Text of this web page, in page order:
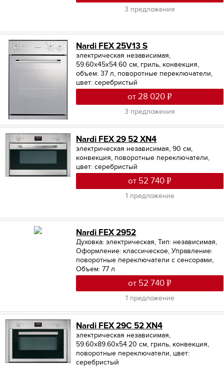
3 предложения
Nardi FEX 25V13 S
электрическая независимая,
59.60х45х54.60 см, гриль, конвекция,
объем: 37 л, поворотные переключатели,
цвет: серебристый
от 28 020
3 предложения
Nardi FEX 29 52 XN4
электрическая независимая, 90 см,
конвекция, поворотные переключатели,
цвет: серебристый
от 52 740
1 предложение
Nardi FEX 2952
Духовка: электрическая,Тип: независимая,
Оформление: классическое,Управление:
поворотные переключатели с сенсорами,
Объем: 77 л
от 52 740
1 предложение
Nardi FEX 29C 52 XN4
электрическая независимая,
59.60х89.60х54.20 см, гриль, конвекция,
поворотные переключатели, цвет:
серебристый